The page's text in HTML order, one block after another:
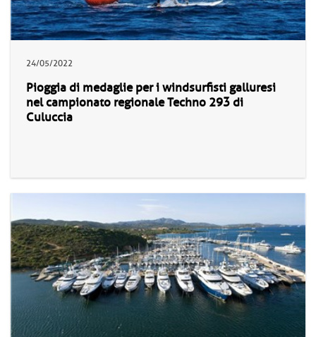
24/05/2022
Pioggia di medaglie per i windsurfisti galluresi
nel campionato regionale Techno 293 di
Culuccia